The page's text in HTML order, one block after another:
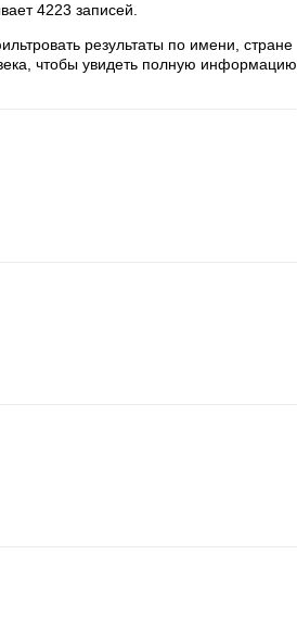
4223 записей.
результаты по имени, стране
чтобы увидеть полную информацию